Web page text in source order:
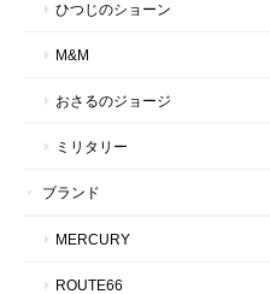
ひつじのショーン
M&M
おさるのジョージ
ミリタリー
ブランド
MERCURY
ROUTE66